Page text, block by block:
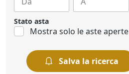
Stato asta
Mostra solo le aste aperte
Salva la ricerca